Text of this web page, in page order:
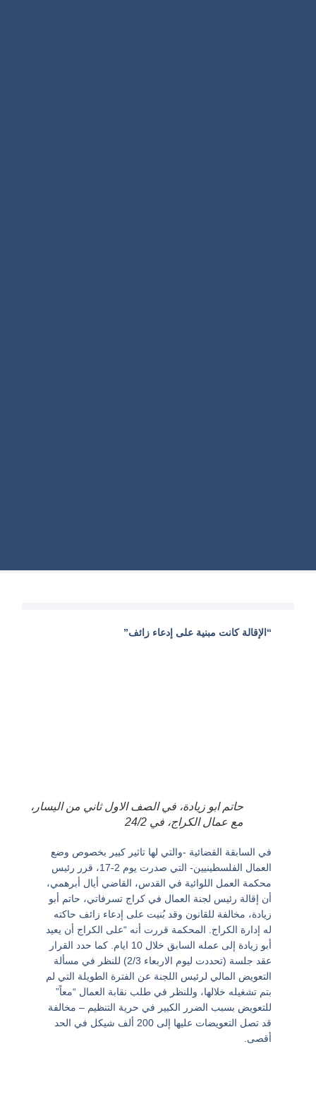
“الإقالة كانت مبنية على إدعاء زائف”
حاتم ابو زيادة، في الصف الاول ثاني من اليسار،
مع عمال الكراج، في 24/2
في السابقة القضائية -والتي لها تاثير كبير بخصوص وضع
العمال الفلسطينيين- التي صدرت يوم 2-17، قرر رئيس
محكمة العمل اللوائية في القدس، القاضي أيال أبرهمي،
أن إقالة رئيس لجنة العمال في كراج تسرفاتي، حاتم أبو
زيادة، مخالفة للقانون وقد بُنيت على إدعاء زائف حاكته
له إدارة الكراج. المحكمة قررت أنه “على الكراج أن يعيد
أبو زيادة إلى عمله السابق خلال 10 ايام. كما حدد القرار
عقد جلسة (تحددت ليوم الاربعاء 2/3) للنظر في مسألة
التعويض المالي لرئيس اللجنة عن الفترة الطويلة التي لم
بتم تشغيله خلالها، وللنظر في طلب نقابة العمال “معاً”
للتعويض بسبب الضرر الكبير في حرية التنظيم – مخالفة
قد تصل التعويضات عليها إلى 200 ألف شيكل في الحد
أقصى.